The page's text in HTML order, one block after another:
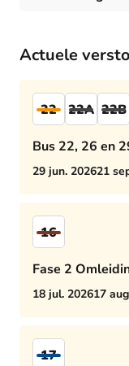
Actuele
22 22A 22B
Bus 22, 26 en
middagspits
29 jun. 202621
16
Fase 2
Rijswijkseplein
18 jul. 202617
17